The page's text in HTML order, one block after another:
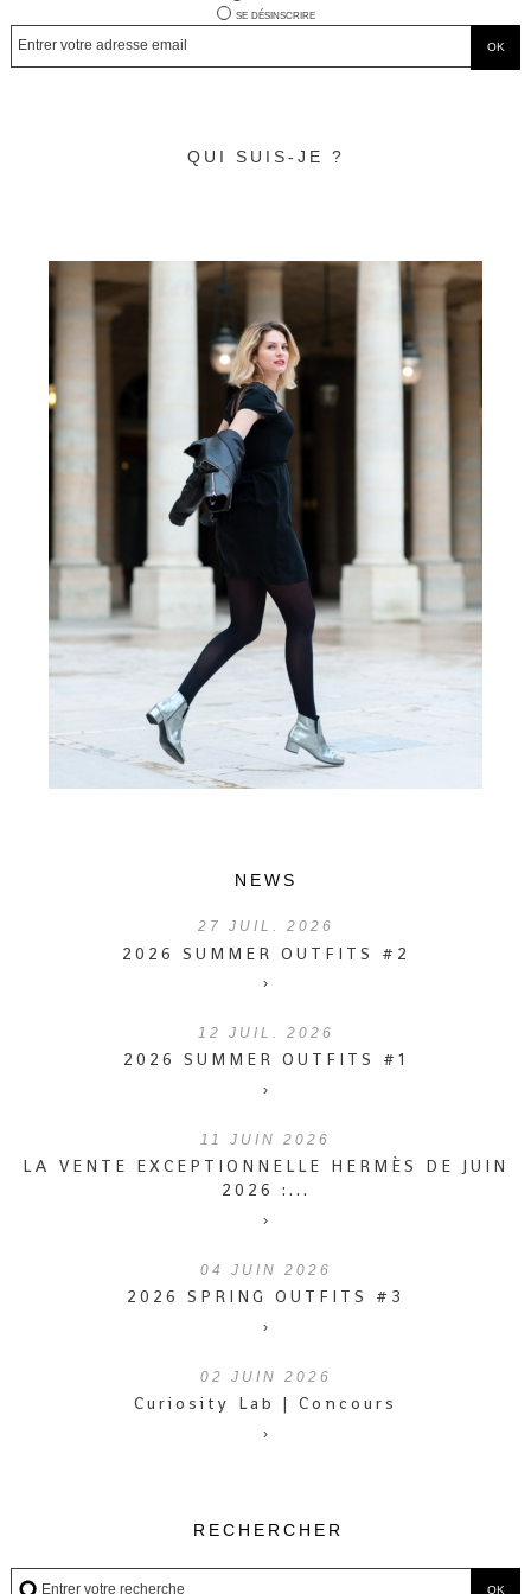
se désinscrire
QUI SUIS-JE ?
NEWS
27 JUIL. 2026
2026 SUMMER OUTFITS #2
›
12 JUIL. 2026
2026 SUMMER OUTFITS #1
›
11 JUIN 2026
LA VENTE EXCEPTIONNELLE HERMÈS DE JUIN
2026 :...
›
04 JUIN 2026
2026 SPRING OUTFITS #3
›
02 JUIN 2026
Curiosity Lab | Concours
›
RECHERCHER